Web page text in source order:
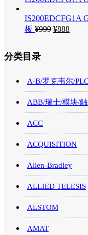
IS200EDCFG1A
板 ¥999 ¥888
分类目录
A-B/罗克韦尔/
ABB/瑞士/模块/
ACC
ACQUISITION
Allen-Bradley
ALLIED TELESIS
ALSTOM
AMAT